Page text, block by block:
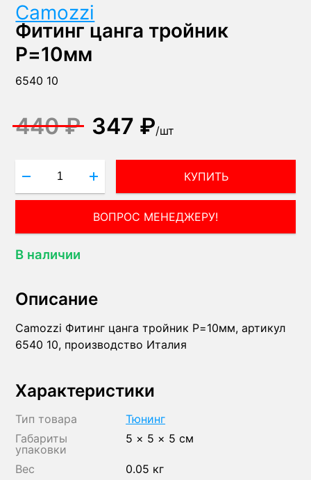
Camozzi
Фитинг цанга тройник
P=10мм
6540 10
440 ₽ 347 ₽/шт
КУПИТЬ
ВОПРОС МЕНЕДЖЕРУ!
В наличии
Описание
Camozzi Фитинг цанга тройник P=10мм, артикул
6540 10, производство Италия
Характеристики
Тип товара
Тюнинг
Габариты
упаковки
5 × 5 × 5 см
Вес
0.05 кг